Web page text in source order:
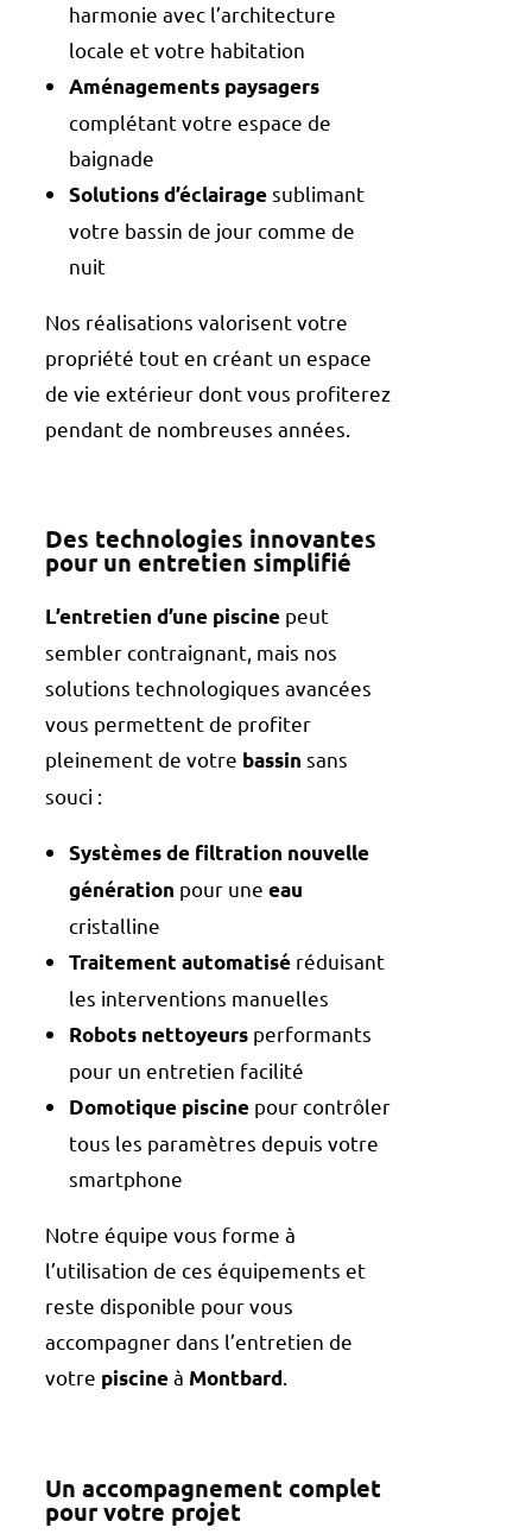
harmonie avec l’architecture
locale et votre habitation
Aménagements paysagers
complétant votre espace de
baignade
Solutions d’éclairagesublimant
votre bassin de jour comme de
nuit
Nos réalisations valorisent votre
propriété tout en créant un espace
de vie extérieur dont vous profiterez
pendant de nombreuses années.
Des technologies innovantes
pour un entretien simplifié
L’entretien d’une piscine peut
sembler contraignant, mais nos
solutions technologiques avancées
vous permettent de profiter
pleinement de votre bassin sans
souci :
Systèmes de filtration nouvelle
génération pour une eau
cristalline
Traitement automatisé réduisant
les interventions manuelles
Robots nettoyeurs performants
pour un entretien facilité
Domotique piscine pour contrôler
tous les paramètres depuis votre
smartphone
Notre équipe vous forme à
l’utilisation de ces équipements et
reste disponible pour vous
accompagner dans l’entretien de
votre piscineà Montbard
Un accompagnement complet
pour votre projet